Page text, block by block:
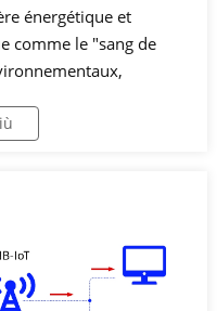
énergétique et
comme le "sang de
la surveillance des